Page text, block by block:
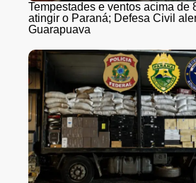
Tempestades e ventos acima de
atingir o Paraná; Defesa Civil
Guarapuava